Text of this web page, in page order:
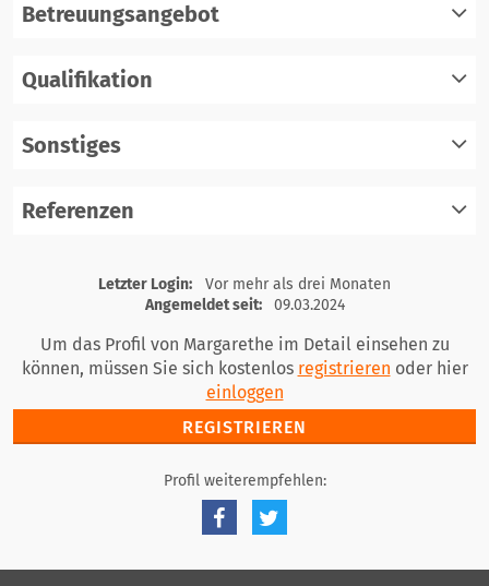
Betreuungsangebot
Qualifikation
Sonstiges
Referenzen
registrieren
einloggen
Letzter Login:
Vor mehr als drei Monaten
Angemeldet seit:
09.03.2024
Um das Profil von Margarethe im Detail einsehen zu
können, müssen Sie sich kostenlos registrieren oder hier
einloggen
REGISTRIEREN
Profil weiterempfehlen: